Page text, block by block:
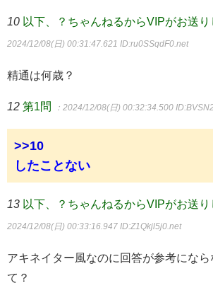
10 以下、？ちゃんねるからVIPがお送り
2024/12/08(日) 00:31:47.621 ID:ru0SSqdF0.net
精通は何歳？
12 第1問 ：2024/12/08(日) 00:32:34.500
>>10
したことない
13 以下、？ちゃんねるからVIPがお送り
2024/12/08(日) 00:33:16.947 ID:Z1Qkjl5j0.net
アキネイター風なのに回答が参考になら
て？